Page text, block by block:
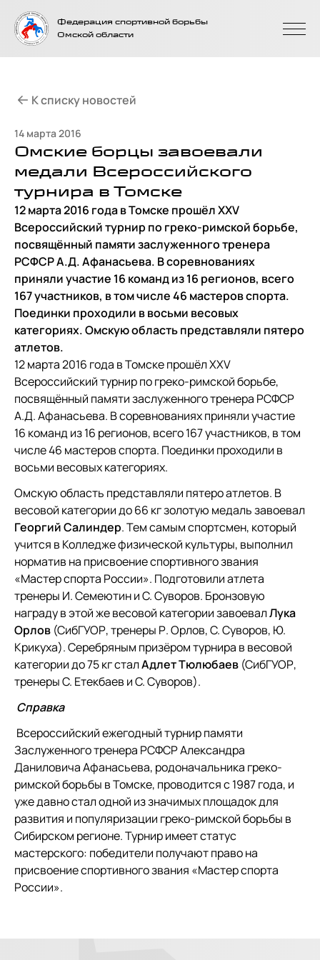
На главную
страницу
Федерация спортивной борьбы
Омской области
14 марта 2016
Омские борцы завоевали
медали Всероссийского
турнира в Томске
12 марта 2016 года в Томске прошёл XXV
Всероссийский турнир по греко-римской борьбе,
посвящённый памяти заслуженного тренера
РСФСР А.Д. Афанасьева. В соревнованиях
приняли участие 16 команд из 16 регионов, всего
167 участников, в том числе 46 мастеров спорта.
Поединки проходили в восьми весовых
категориях. Омскую область представляли пятеро
атлетов.
12 марта 2016 года в Томске прошёл XXV
Всероссийский турнир по греко-римской борьбе,
посвящённый памяти заслуженного тренера РСФСР
А.Д. Афанасьева. В соревнованиях приняли участие
16 команд из 16 регионов, всего 167 участников, в том
числе 46 мастеров спорта. Поединки проходили в
восьми весовых категориях.
Омскую область представляли пятеро атлетов. В
весовой категории до 66 кг золотую медаль завоевал
Георгий Салиндер. Тем самым спортсмен, который
учится в Колледже физической культуры, выполнил
норматив на присвоение спортивного звания
«Мастер спорта России». Подготовили атлета
тренеры И. Семеютин и С. Суворов. Бронзовую
награду в этой же весовой категории завоевалЛука
Орлов (СибГУОР, тренеры Р. Орлов, С. Суворов, Ю.
Крикуха). Серебряным призёром турнира в весовой
категории до 75 кг сталАдлет Тюлюбаев (СибГУОР,
тренеры С. Етекбаев и С. Суворов).
Справка
Всероссийский ежегодный турнир памяти
Заслуженного тренера РСФСР Александра
Даниловича Афанасьева, родоначальника греко-
римской борьбы в Томске, проводится с 1987 года, и
уже давно стал одной из значимых площадок для
развития и популяризации греко-римской борьбы в
Сибирском регионе. Турнир имеет статус
мастерского: победители получают право на
присвоение спортивного звания «Мастер спорта
России».
К списку новостей